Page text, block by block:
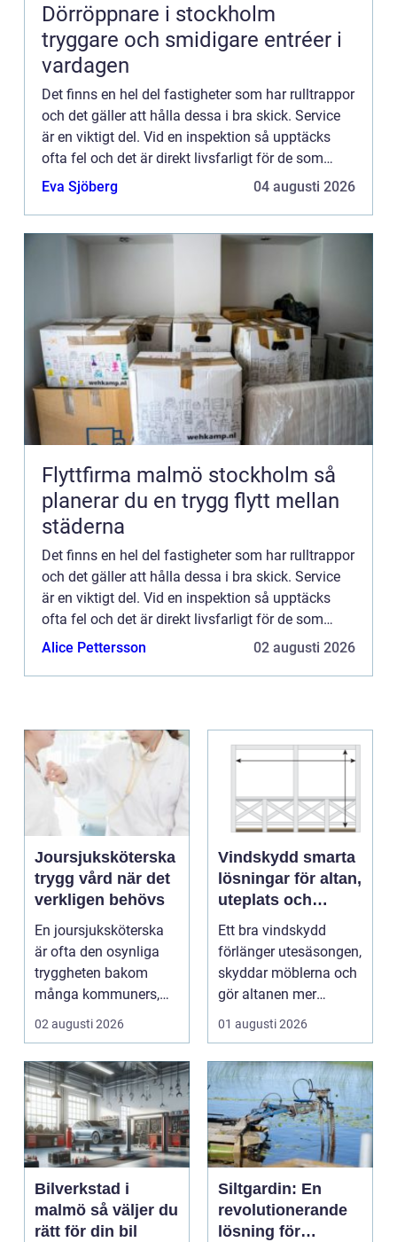
Dörröppnare i stockholm
tryggare och smidigare entréer i
vardagen
Det finns en hel del fastigheter som har rulltrappor
och det gäller att hålla dessa i bra skick. Service
är en viktigt del. Vid en inspektion så upptäcks
ofta fel och det är direkt livsfarligt för de som
åke...
Eva Sjöberg 04 augusti 2026
Flyttfirma malmö stockholm så
planerar du en trygg flytt mellan
städerna
Det finns en hel del fastigheter som har rulltrappor
och det gäller att hålla dessa i bra skick. Service
är en viktigt del. Vid en inspektion så upptäcks
ofta fel och det är direkt livsfarligt för de som
åke...
Alice Pettersson 02 augusti 2026
Joursjuksköterska
trygg vård när det
verkligen behövs
En joursjuksköterska
är ofta den osynliga
tryggheten bakom
många kommuners,
privata vårdgivares
och ...
02 augusti 2026
Vindskydd smarta
lösningar för altan,
uteplats och
uterum
Ett bra vindskydd
förlänger utesäsongen,
skyddar möblerna och
gör altanen mer
ombonad utan att
känna...
01 augusti 2026
Bilverkstad i
malmö så väljer du
rätt för din bil
Siltgardin: En
revolutionerande
lösning för